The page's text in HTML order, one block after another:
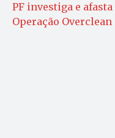
PF investiga e
Operação Overclean